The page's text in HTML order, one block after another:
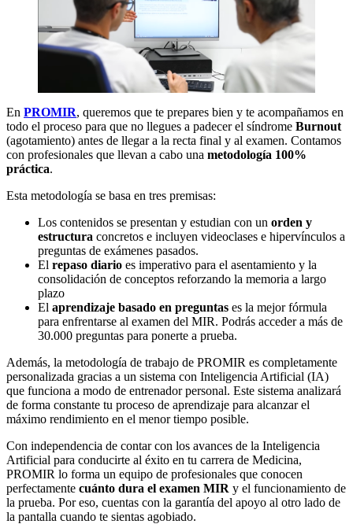
En PROMIR, queremos que te prepares bien y te acompañamos en
todo el proceso para que no llegues a padecer el síndrome Burnout
(agotamiento) antes de llegar a la recta final y al examen. Contamos
con profesionales que llevan a cabo una metodología 100%
práctica.
Esta metodología se basa en tres premisas:
Los contenidos se presentan y estudian con un orden y
estructura concretos e incluyen videoclases e hipervínculos a
preguntas de exámenes pasados.
El repaso diario es imperativo para el asentamiento y la
consolidación de conceptos reforzando la memoria a largo
plazo
El aprendizaje basado en preguntas es la mejor fórmula
para enfrentarse al examen del MIR. Podrás acceder a más de
30.000 preguntas para ponerte a prueba.
Además, la metodología de trabajo de PROMIR es completamente
personalizada gracias a un sistema con Inteligencia Artificial (IA)
que funciona a modo de entrenador personal. Este sistema analizará
de forma constante tu proceso de aprendizaje para alcanzar el
máximo rendimiento en el menor tiempo posible.
Con independencia de contar con los avances de la Inteligencia
Artificial para conducirte al éxito en tu carrera de Medicina,
PROMIR lo forma un equipo de profesionales que conocen
perfectamente cuánto dura el examen MIR y el funcionamiento de
la prueba. Por eso, cuentas con la garantía del apoyo al otro lado de
la pantalla cuando te sientas agobiado.